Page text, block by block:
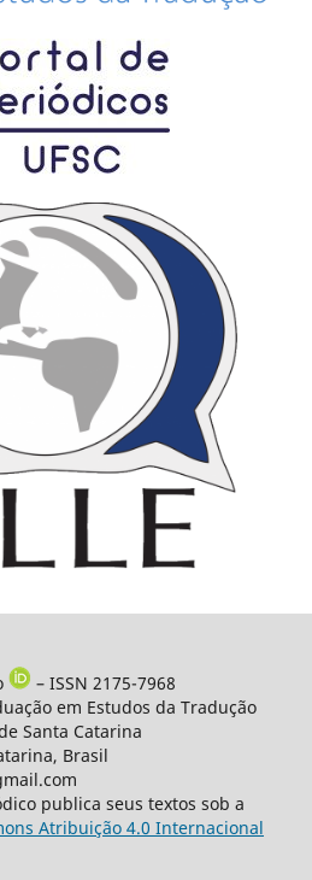
– ISSN 2175-7968
em Estudos da Tradução
Santa Catarina
Brasil
publica seus textos sob a
Atribuição 4.0 Internacional